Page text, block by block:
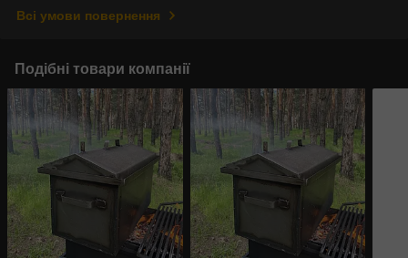
Всі умови повернення
Подібні товари компанії